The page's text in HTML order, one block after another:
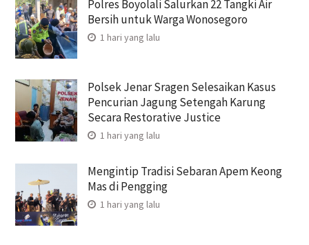
Polres Boyolali Salurkan 22 Tangki Air
Bersih untuk Warga Wonosegoro
1 hari yang lalu
Polsek Jenar Sragen Selesaikan Kasus
Pencurian Jagung Setengah Karung
Secara Restorative Justice
1 hari yang lalu
Mengintip Tradisi Sebaran Apem Keong
Mas di Pengging
1 hari yang lalu